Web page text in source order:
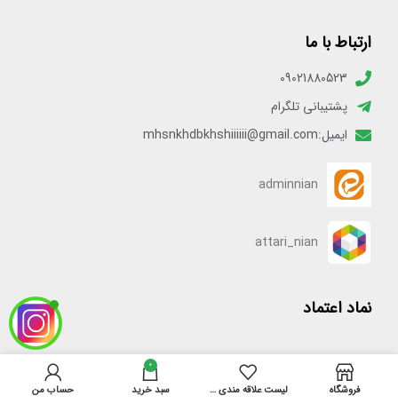
ارتباط با ما
09021880523
پشتیبانی تلگرام
ایمیل:mhsnkhdbkhshiiiiii@gmail.com
adminnian
attari_nian
نماد اعتماد
[enamadlogo_shortcode]
فروشگاه لیست علاقه مندی ها
0
سبد خرید حساب من